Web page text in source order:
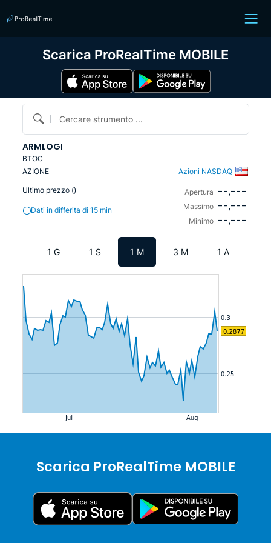
Cercare strumento ...
ARMLOGI
BTOC
AZIONE
Azioni NASDAQ
Ultimo prezzo ()
Dati in differita di 15 min
Apertura --,---
Massimo --,---
Minimo --,---
1 G 1 S 1 M 3 M 1 A
Scarica ProRealTime MOBILE
Scarica ProRealTime MOBILE